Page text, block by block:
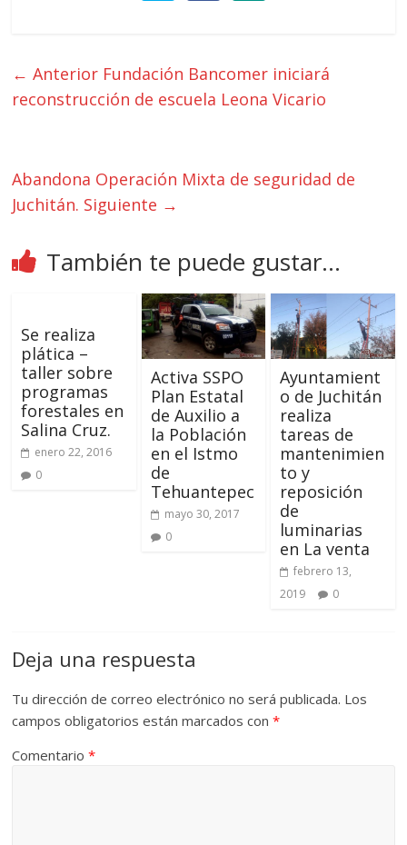
← Anterior Fundación Bancomer iniciará
reconstrucción de escuela Leona Vicario
Abandona Operación Mixta de seguridad de
Juchitán. Siguiente →
También te puede gustar...
Se realiza
plática –
taller sobre
programas
forestales en
Salina Cruz.
enero 22, 2016
0
Activa SSPO
Plan Estatal
de Auxilio a
la Población
en el Istmo
de
Tehuantepec
mayo 30, 2017
0
Ayuntamient
o de Juchitán
realiza
tareas de
mantenimien
to y
reposición
de
luminarias
en La venta
febrero 13,
2019
0
Deja una respuesta
Tu dirección de correo electrónico no será publicada. Los
campos obligatorios están marcados con*
Comentario*